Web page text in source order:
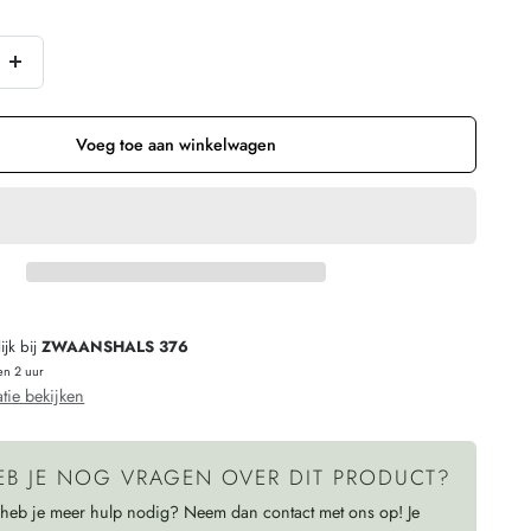
niet
Verhoog
de
hoeveelheid
voor
rok
print
LEOPARD
Voeg toe aan winkelwagen
bijZWAANSHALS 376
2 uur
bekijken
JE NOG VRAGEN OVER DIT PRODUCT?
je meer hulp nodig? Neem dan contact met ons op! Je